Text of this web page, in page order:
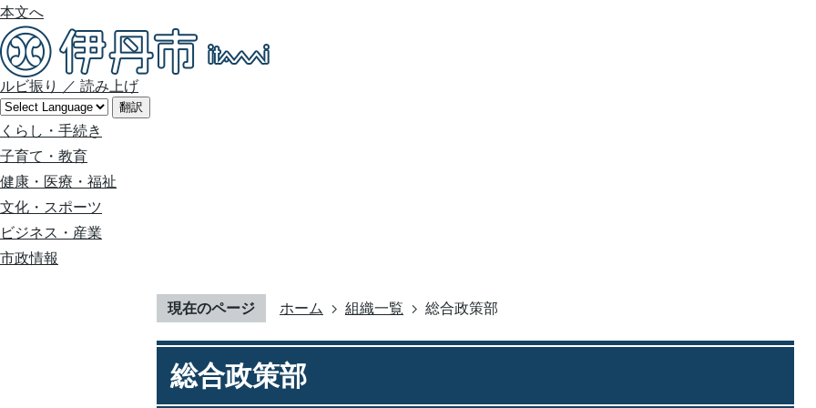
本文へ
ルビ振り ／ 読み上げ
翻訳
くらし・手続き
子育て・教育
健康・医療・福祉
文化・スポーツ
ビジネス・産業
市政情報
現在のページ ホーム 組織一覧 総合政策部
総合政策部